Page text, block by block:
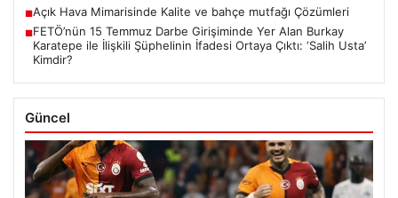
■Açık Hava Mimarisinde Kalite ve bahçe mutfağı Çözümleri
■FETÖ’nün 15 Temmuz Darbe Girişiminde Yer Alan Burkay
Karatepe ile İlişkili Şüphelinin İfadesi Ortaya Çıktı: ‘Salih Usta’
Kimdir?
Güncel